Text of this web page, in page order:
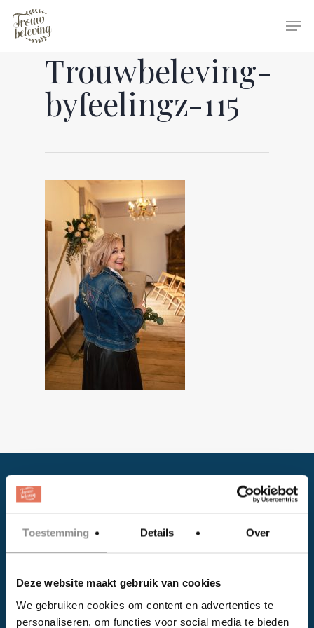
Toestemming Details Over
Deze website maakt gebruik van cookies
We gebruiken cookies om content en advertenties te
personaliseren, om functies voor social media te bieden
Hit enter to search or ESC to close
Trouwbeleving-
byfeelingz-115
Facebook
Instagram